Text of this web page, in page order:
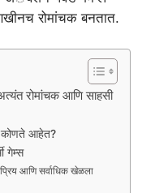
रोमांचक बनतात.
रोमांचक आणि साहसी
कोणते आहेत?
गेम्स
आणि सर्वाधिक खेळला